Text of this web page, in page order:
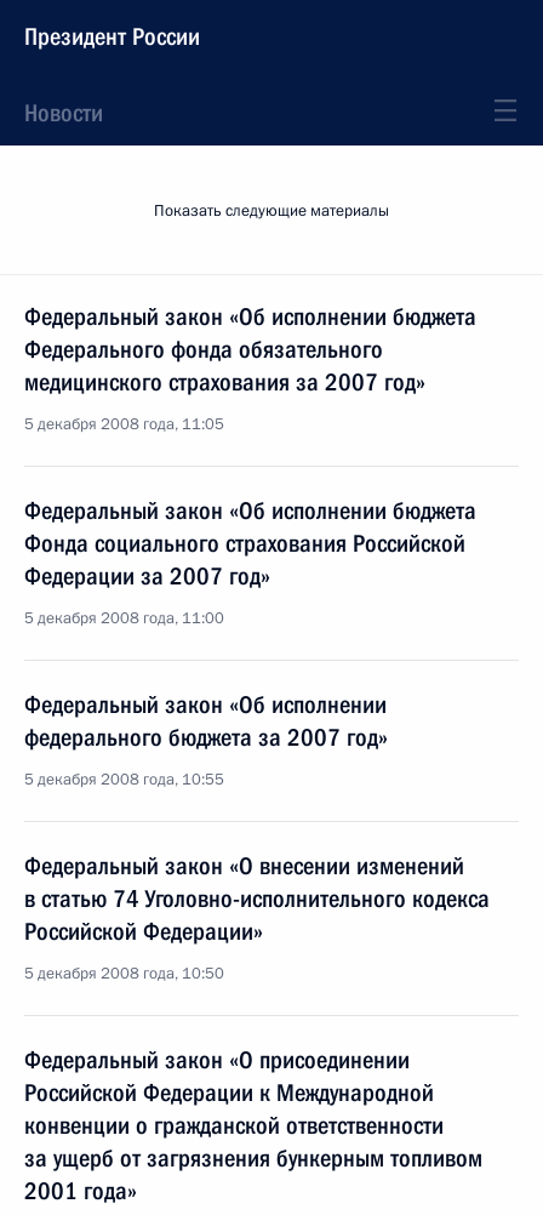
Президент России
Новости
Показать следующие материалы
Федеральный закон «Об исполнении бюджета
Федерального фонда обязательного
медицинского страхования за 2007 год»
5 декабря 2008 года, 11:05
Федеральный закон «Об исполнении бюджета
Фонда социального страхования Российской
Федерации за 2007 год»
5 декабря 2008 года, 11:00
Федеральный закон «Об исполнении
федерального бюджета за 2007 год»
5 декабря 2008 года, 10:55
Федеральный закон «О внесении изменений
в статью 74 Уголовно-исполнительного кодекса
Российской Федерации»
5 декабря 2008 года, 10:50
Федеральный закон «О присоединении
Российской Федерации к Международной
конвенции о гражданской ответственности
за ущерб от загрязнения бункерным топливом
2001 года»